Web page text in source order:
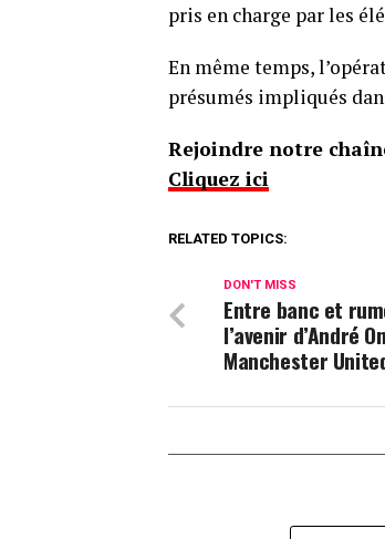
pris en charge par les
En même temps,
présumés impliqués
Rejoindre notre
Cliquez ici
RELATED TOPICS:
DON'T MISS
Entre banc et
l’avenir d’André
Manchester